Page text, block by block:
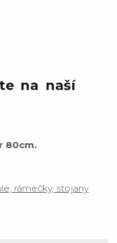
na naší
80cm.
rámečky, stojany